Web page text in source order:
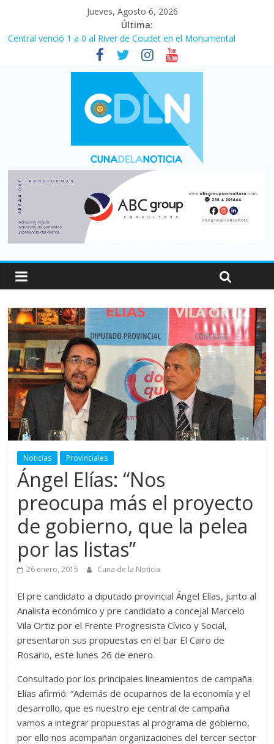
Jueves, Agosto 6, 2026
Última:
Fuerte caída de la venta de autos usados en julio: bajó un 12,6%
interanual
Central venció 1 a 0 al River de Coudet en el Monumental
En un partidazo, Newell’s empató 2 a 2 con Boca en el Coloso
Vacaciones de invierno con más movimiento y consumo
turístico: 4,6 millones de personas viajaron por el país, un 5,9%
Noticias Provinciales
Ángel Elías: “Nos
preocupa más el proyecto
de gobierno, que la pelea
por las listas”
26 enero, 2015 Cuna de la Noticia
El pre candidato a diputado provincial Ángel Elías, junto al
Analista económico y pre candidato a concejal Marcelo
Vila Ortiz por el Frente Progresista Cívico y Social,
presentaron sus propuestas en el bar El Cairo de
Rosario, este lunes 26 de enero.
Consultado por los principales lineamientos de campaña
Elías afirmó: “Además de ocuparnos de la economía y el
desarrollo, que es nuestro eje central de campaña
vamos a integrar propuestas al programa de gobierno,
por ello nos acompañan organizaciones del tercer sector